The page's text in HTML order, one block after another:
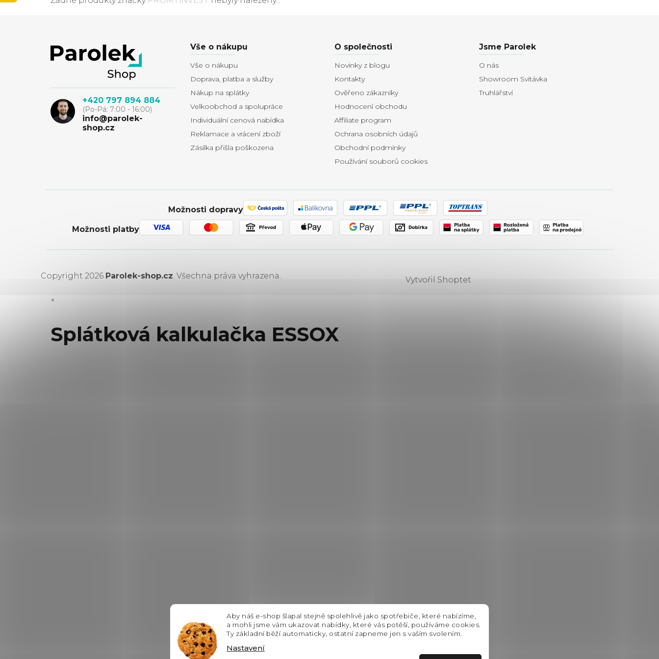
Aby náš e-shop šlapal stejně spolehlivě jako spotřebiče, které nabízíme,
a mohli jsme vám ukazovat nabídky, které vás potěší, používáme cookies.
Ty základní běží automaticky, ostatní zapneme jen s vaším svolením.
Nastavení
+420 797 894 884
(Po-Pá: 7:00 - 16:00)
info@parolek-
shop.cz
Vše o nákupu
Vše o nákupu
Doprava, platba a služby
Nákup na splátky
Velkoobchod a spolupráce
Individuální cenová nabídka
Reklamace a vrácení zboží
Zásilka přišla poškozena
O společnosti
Novinky z blogu
Kontakty
Ověřeno zákazníky
Hodnocení obchodu
Affiliate program
Ochrana osobních údajů
Obchodní podmínky
Používání souborů cookies
Jsme Parolek
O nás
Showroom Svitávka
Truhlářství
Možnosti dopravy
Možnosti platby
Vytvořil Shoptet
Copyright 2026 Parolek-shop.cz. Všechna práva vyhrazena.
×
Splátková kalkulačka ESSOX